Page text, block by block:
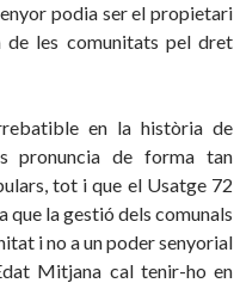
podia ser el propietari
de les comunitats pel dret
en la història de
pronuncia de forma tan
tot i que el Usatge 72
que la gestió dels comunals
i no a un poder senyorial
Mitjana cal tenir-ho en